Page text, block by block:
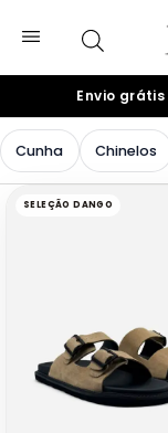
Envio grátis
Cunha Chinelos
SELEÇÃO DANGO